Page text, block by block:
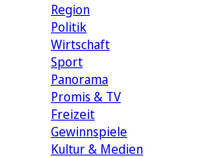
Region
Politik
Wirtschaft
Sport
Panorama
Promis & TV
Freizeit
Gewinnspiele
Kultur & Medien